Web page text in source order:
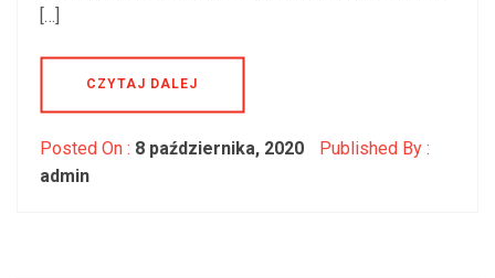
[…]
CZYTAJ DALEJ
Posted On : 8 października, 2020
Published By :
admin